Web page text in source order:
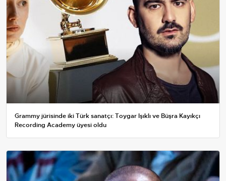
Grammy jürisinde iki Türk sanatçı: Toygar Işıklı ve Büşra Kayıkçı
Recording Academy üyesi oldu